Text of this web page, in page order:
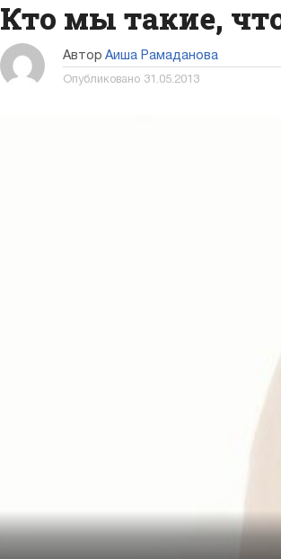
Кто мы такие,
Автор Аиша Рамаданова
Опубликовано 31.05.2013